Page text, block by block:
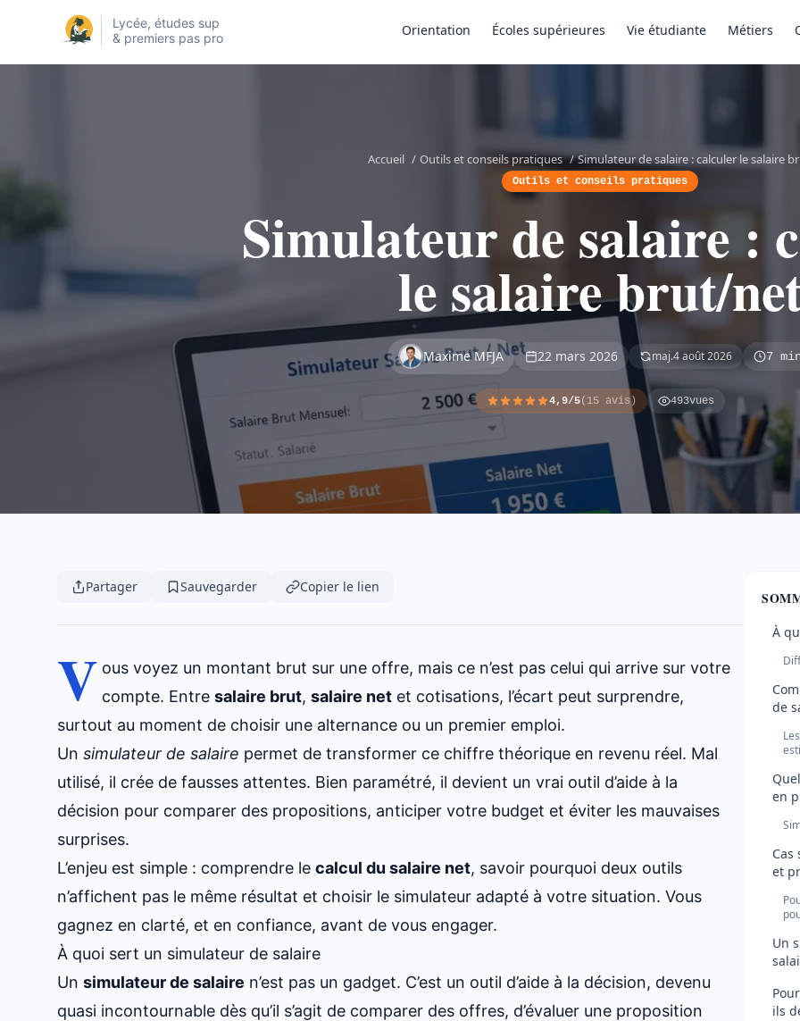
Lycée, études sup
& premiers pas pro
Orientation Écoles supérieures Vie étudiante Métiers
Accueil / Outils et conseils pratiques / Simulateur de salaire : calculer le salaire
Outils et conseils pratiques
Simulateur de salaire :
le salaire brut/
Maxime MFJA 22 mars 2026 maj.4 août 2026 7
4,9/5(15 avis) 493vues
Partager Sauvegarder Copier le lien
V ous voyez un montant brut sur une offre, mais ce n’est pas celui qui arrive sur votre
compte. Entresalaire brut,salaire net et cotisations, l’écart peut surprendre,
surtout au moment de choisir une alternance ou un premier emploi.
Un simulateur de salaire permet de transformer ce chiffre théorique en revenu réel. Mal
utilisé, il crée de fausses attentes. Bien paramétré, il devient un vrai outil d’aide à la
décision pour comparer des propositions, anticiper votre budget et éviter les mauvaises
surprises.
L’enjeu est simple : comprendre le calcul du salaire net, savoir pourquoi deux outils
n’affichent pas le même résultat et choisir le simulateur adapté à votre situation. Vous
gagnez en clarté, et en confiance, avant de vous engager.
À quoi sert un simulateur de salaire
Un simulateur de salaire n’est pas un gadget. C’est un outil d’aide à la décision, devenu
quasi incontournable dès qu’il s’agit de comparer des offres, d’évaluer une proposition
À
de
en
et
Un
ils